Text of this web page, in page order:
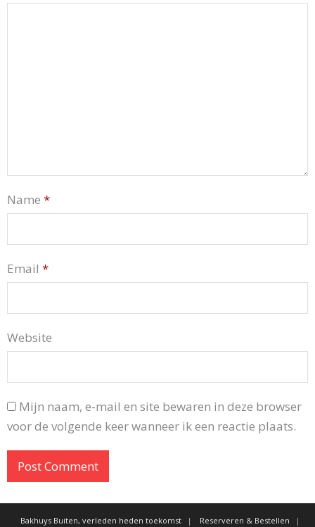
Name *
Email *
Website
Mijn naam, e-mail en site bewaren in deze browser
voor de volgende keer wanneer ik een reactie plaats.
Bakhuys Buiten, verleden heden toekomst Reserveren & Bestellen